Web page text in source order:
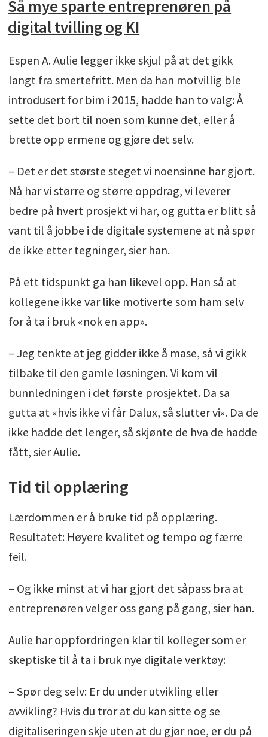
Så mye sparte entreprenøren på
digital tvilling og KI
Espen A. Aulie legger ikke skjul på at det gikk
langt fra smertefritt. Men da han motvillig ble
introdusert for bim i 2015, hadde han to valg: Å
sette det bort til noen som kunne det, eller å
brette opp ermene og gjøre det selv.
– Det er det største steget vi noensinne har gjort.
Nå har vi større og større oppdrag, vi leverer
bedre på hvert prosjekt vi har, og gutta er blitt så
vant til å jobbe i de digitale systemene at nå spør
de ikke etter tegninger, sier han.
På ett tidspunkt ga han likevel opp. Han så at
kollegene ikke var like motiverte som ham selv
for å ta i bruk «nok en app».
– Jeg tenkte at jeg gidder ikke å mase, så vi gikk
tilbake til den gamle løsningen. Vi kom vil
bunnledningen i det første prosjektet. Da sa
gutta at «hvis ikke vi får Dalux, så slutter vi». Da de
ikke hadde det lenger, så skjønte de hva de hadde
fått, sier Aulie.
Tid til opplæring
Lærdommen er å bruke tid på opplæring.
Resultatet: Høyere kvalitet og tempo og færre
feil.
– Og ikke minst at vi har gjort det såpass bra at
entreprenøren velger oss gang på gang, sier han.
Aulie har oppfordringen klar til kolleger som er
skeptiske til å ta i bruk nye digitale verktøy:
– Spør deg selv: Er du under utvikling eller
avvikling? Hvis du tror at du kan sitte og se
digitaliseringen skje uten at du gjør noe, er du på